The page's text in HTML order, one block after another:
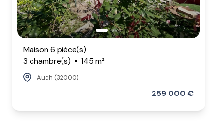
Maison 6 pièce(s)
3 chambre(s)
145 m²
Auch (32000)
259 000 €